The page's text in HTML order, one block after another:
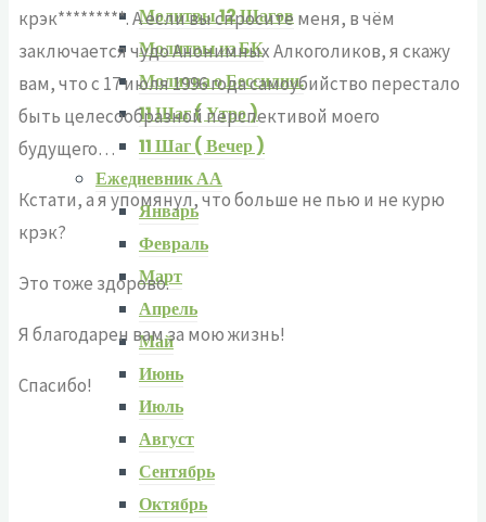
Молитвы 12 Шагов
Молитвы из БК
Молитва о Бессилии.
11 Шаг ( Утро )
11 Шаг ( Вечер )
Ежедневник АА
Январь
Февраль
Март
Апрель
Май
Июнь
Июль
Август
Сентябрь
Октябрь
крэк*********. А если вы спросите меня, в чём
заключается чудо Анонимных Алкоголиков, я скажу
вам, что с 17 июля 1996 года самоубийство перестало
быть целесообразной перспективой моего
будущего…
Кстати, а я упомянул, что больше не пью и не курю
крэк?
Это тоже здорово.
Я благодарен вам за мою жизнь!
Спасибо!